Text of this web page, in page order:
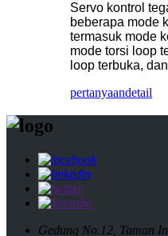
Servo kontrol
beberapa mode
termasuk mode
mode torsi loop
loop terbuka,
pertanyaandetail
Gedung No.12, Taman